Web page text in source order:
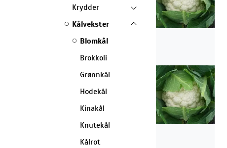
Krydder
Kålvekster
Blomkål
Brokkoli
Grønnkål
Hodekål
Kinakål
Knutekål
Kålrot